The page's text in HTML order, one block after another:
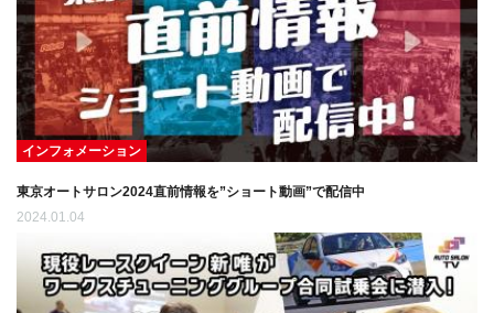
インフォメーション
東京オートサロン2024直前情報を”ショート動画”で配信中
2024.01.04